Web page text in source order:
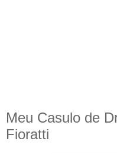
Meu Casulo de
Fioratti